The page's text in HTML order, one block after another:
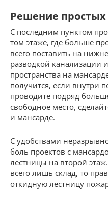
Решение
С последним пунктом
том этаже, где больше
всего поставить на
разводкой канализации
пространства на
получится, если внутри
проводите подряд
свободное место,
и мансарде.
С удобствами
боль проектов с
лестницы на второй
всего лишь склад, то
откидную лестницу